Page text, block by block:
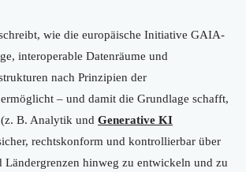
wie die europäische Initiative GAIA-
interoperable Datenräume und
nach Prinzipien der
– und damit die Grundlage schafft,
B. Analytik und Generative KI
rechtskonform und kontrollierbar über
Ländergrenzen hinweg zu entwickeln und zu